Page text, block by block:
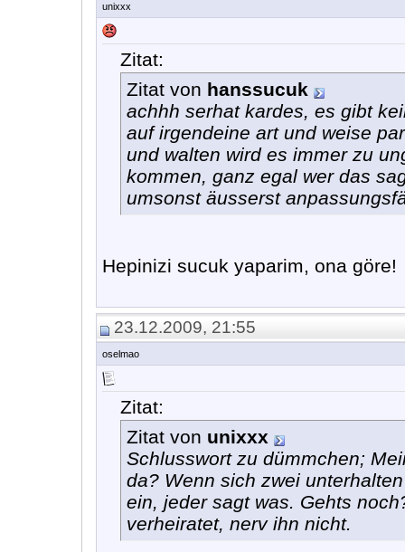
unixxx
Zitat:
Zitat von hanssucuk
achhh serhat kardes, es gibt
auf irgendeine art und weise
und walten wird es immer zu
kommen, ganz egal wer das
umsonst äusserst
Hepinizi sucuk yaparim, ona göre!
23.12.2009, 21:55
oselmao
Zitat:
Zitat von unixxx
Schlusswort zu dümmchen;
da? Wenn sich zwei
ein, jeder sagt was. Gehts
verheiratet, nerv ihn nicht.